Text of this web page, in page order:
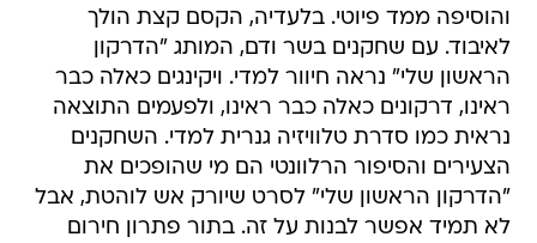
והוסיפה ממד פיוטי. בלעדיה, הקסם קצת הולך
לאיבוד. עם שחקנים בשר ודם, המותג "הדרקון
הראשון שלי" נראה חיוור למדי. ויקינגים כאלה כבר
ראינו, דרקונים כאלה כבר ראינו, ולפעמים התוצאה
נראית כמו סדרת טלוויזיה גנרית למדי. השחקנים
הצעירים והסיפור הרלוונטי הם מי שהופכים את
"הדרקון הראשון שלי" לסרט שיורק אש לוהטת, אבל
לא תמיד אפשר לבנות על זה. בתור פתרון חירום